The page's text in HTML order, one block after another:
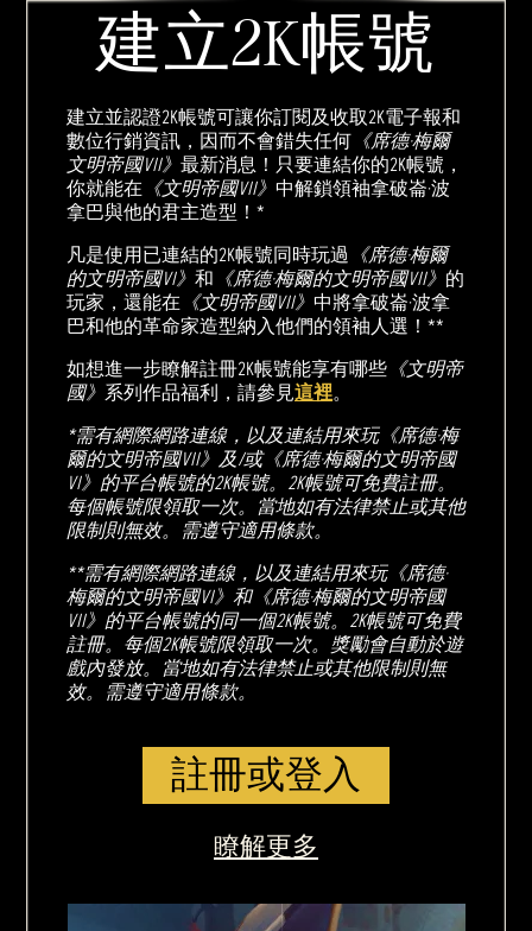
建立2K帳號
建立並認證2K帳號可讓你訂閱及收取2K電子報和
數位行銷資訊，因而不會錯失任何 《席德·梅爾
文明帝國VII》 最新消息！只要連結你的2K帳號，
你就能在 《文明帝國VII》 中解鎖領袖拿破崙·波
拿巴與他的君主造型！*
凡是使用已連結的2K帳號同時玩過 《席德·梅爾
的文明帝國VI》 和 《席德·梅爾的文明帝國VII》 的
玩家，還能在 《文明帝國VII》 中將拿破崙·波拿
巴和他的革命家造型納入他們的領袖人選！**
如想進一步瞭解註冊2K帳號能享有哪些 《文明帝
國》 系列作品福利，請參見這裡。
*需有網際網路連線，以及連結用來玩《席德·梅
爾的文明帝國VII》及/或《席德·梅爾的文明帝國
VI》的平台帳號的2K帳號。2K帳號可免費註冊。
每個帳號限領取一次。當地如有法律禁止或其他
限制則無效。需遵守適用條款。
**需有網際網路連線，以及連結用來玩《席德·
梅爾的文明帝國VI》和《席德·梅爾的文明帝國
VII》的平台帳號的同一個2K帳號。2K帳號可免費
註冊。每個2K帳號限領取一次。獎勵會自動於遊
戲內發放。當地如有法律禁止或其他限制則無
效。需遵守適用條款。
註冊或登入
瞭解更多